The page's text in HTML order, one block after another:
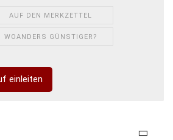
AUF DEN MERKZETTEL
WOANDERS GÜNSTIGER?
einleiten